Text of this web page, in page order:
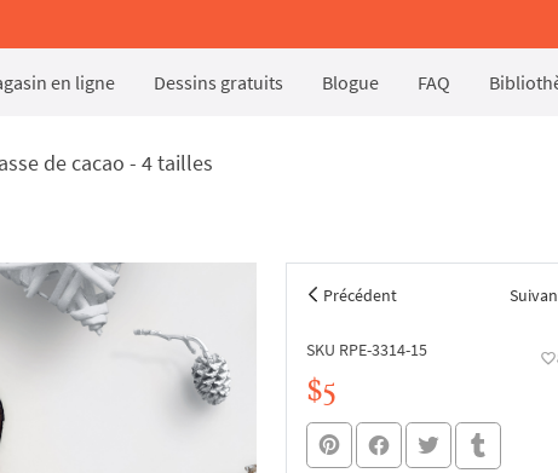
en ligne Dessins gratuits Blogue FAQ
de cacao - 4 tailles
Précédent
SKU RPE-3314-15
$5